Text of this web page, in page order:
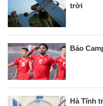
trời
Báo
Hà Tĩnh